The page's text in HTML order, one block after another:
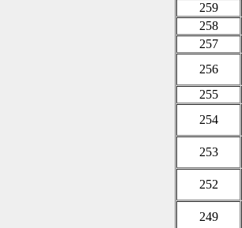
259
258
257
256
255
254
253
252
249